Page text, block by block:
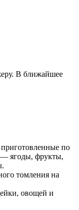
В ближайшее
по
— ягоды, фрукты,
томления на
овощей и